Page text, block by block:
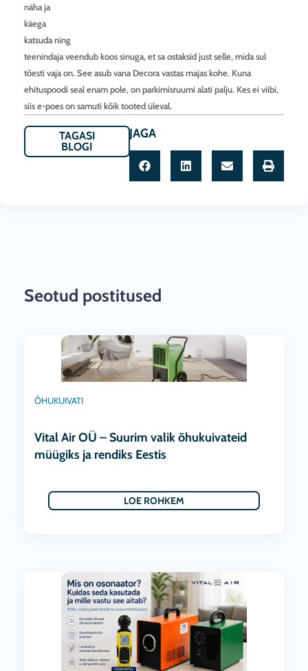
näha ja
käega
katsuda ning
teenindaja veendub koos sinuga, et sa ostaksid just selle, mida sul
tõesti vaja on. See asub vana Decora vastas majas kohe. Kuna
ehituspoodi seal enam pole, on parkimisruumi alati palju. Kes ei viibi,
siis e-poes on samuti kõik tooted üleval.
TAGASI
BLOGI
JAGA
Seotud postitused
ÕHUKUIVATI
Vital Air OÜ – Suurim valik õhukuivateid
müügiks ja rendiks Eestis
LOE ROHKEM